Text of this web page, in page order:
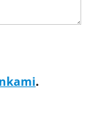
.